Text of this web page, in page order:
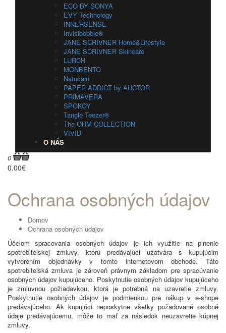
ECO BY SONYA
EVY Technology
INNERSENSE
Invisibobble®
JANE SCRIVNER Home&Lifestyle
JANE SCRIVNER Skincare
LURCH
MONBENTO
Natucain
PAPER ADDICT by AUCTOR
PRIMAVERA
SPOKOY
Tangle Teezer®
The OHM COLLECTION
VIVID
O NÁS
0
0.00€
Ochrana osobných údajov
Domov
Ochrana osobných údajov
Účelom spracovania osobných údajov je ich využitie na plnenie
spotrebiteľskej zmluvy, ktorú predávajúci uzatvára s kupujúcim
vytvorením objednávky v tomto internetovom obchode. Táto
spotrebiteľská zmluva je zároveň právnym základom pre spracúvanie
osobných údajov kupujúceho. Poskytnutie osobných údajov kupujúceho
je zmluvnou požiadavkou, ktorá je potrebná na uzavretie zmluvy.
Poskytnutie osobných údajov je podmienkou pre nákup v e-shope
predávajúceho. Ak kupujúci neposkytne všetky požadované osobné
údaje predávajúcemu, môže to mať za následok neuzavretie kúpnej
zmluvy.